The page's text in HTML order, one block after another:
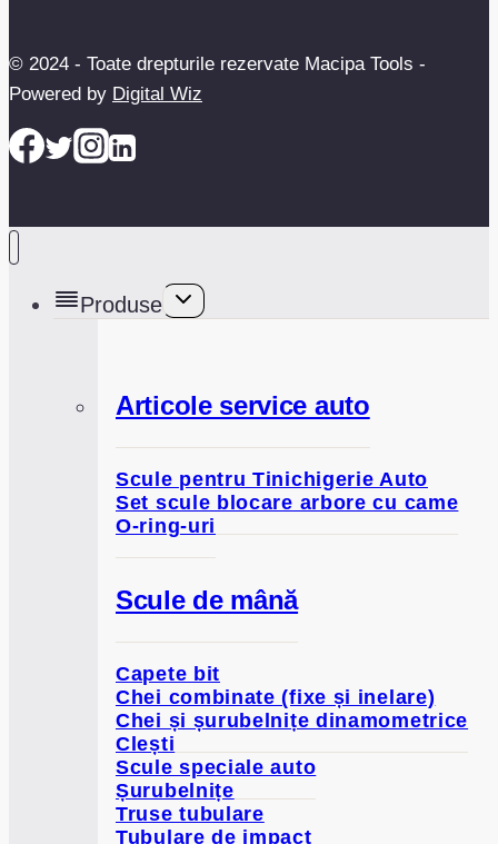
© 2024 - Toate drepturile rezervate Macipa Tools -
Powered by Digital Wiz
Produse
Toggle
Articole service auto
Scule pentru Tinichigerie Auto
Set scule blocare arbore cu came
O-ring-uri
Scule de mână
Capete bit
Chei combinate (fixe și inelare)
Chei și șurubelnițe dinamometrice
Clești
Scule speciale auto
Șurubelnițe
Truse tubulare
Tubulare de impact